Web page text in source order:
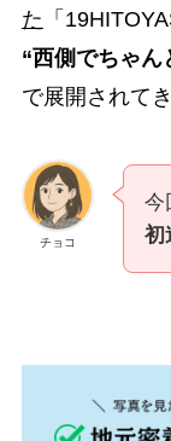
た 「
“西側でちゃん
で展開されて
チョコ
今
初